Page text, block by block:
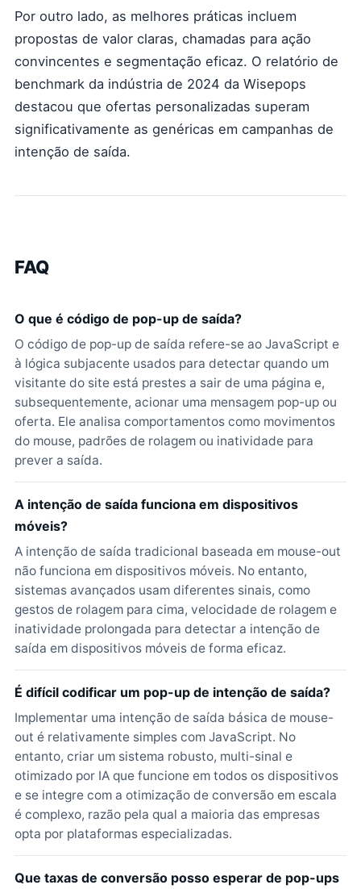
Por outro lado, as melhores práticas incluem
propostas de valor claras, chamadas para ação
convincentes e segmentação eficaz. O relatório de
benchmark da indústria de 2024 da Wisepops
destacou que ofertas personalizadas superam
significativamente as genéricas em campanhas de
intenção de saída.
FAQ
O que é código de pop-up de saída?
O código de pop-up de saída refere-se ao JavaScript e
à lógica subjacente usados para detectar quando um
visitante do site está prestes a sair de uma página e,
subsequentemente, acionar uma mensagem pop-up ou
oferta. Ele analisa comportamentos como movimentos
do mouse, padrões de rolagem ou inatividade para
prever a saída.
A intenção de saída funciona em dispositivos
móveis?
A intenção de saída tradicional baseada em mouse-out
não funciona em dispositivos móveis. No entanto,
sistemas avançados usam diferentes sinais, como
gestos de rolagem para cima, velocidade de rolagem e
inatividade prolongada para detectar a intenção de
saída em dispositivos móveis de forma eficaz.
É difícil codificar um pop-up de intenção de saída?
Implementar uma intenção de saída básica de mouse-
out é relativamente simples com JavaScript. No
entanto, criar um sistema robusto, multi-sinal e
otimizado por IA que funcione em todos os dispositivos
e se integre com a otimização de conversão em escala
é complexo, razão pela qual a maioria das empresas
opta por plataformas especializadas.
Que taxas de conversão posso esperar de pop-ups